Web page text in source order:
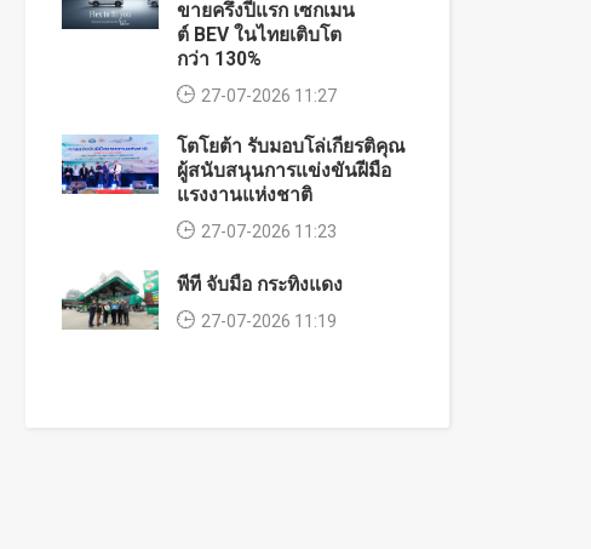
ขายครึ่งปีแรก เซกเมน
ต์ BEV ในไทยเติบโต
กว่า 130%
27-07-2026 11:27
โตโยต้า รับมอบโล่เกียรติคุณ
ผู้สนับสนุนการแข่งขันฝีมือ
แรงงานแห่งชาติ
27-07-2026 11:23
พีที จับมือ กระทิงแดง
27-07-2026 11:19